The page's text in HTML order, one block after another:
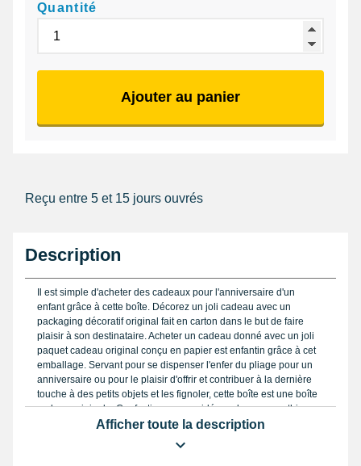
Quantité
Ajouter au panier
Reçu entre 5 et 15 jours ouvrés
Description
Il est simple d'acheter des cadeaux pour l'anniversaire d'un
enfant grâce à cette boîte. Décorez un joli cadeau avec un
packaging décoratif original fait en carton dans le but de faire
plaisir à son destinataire. Acheter un cadeau donné avec un joli
paquet cadeau original conçu en papier est enfantin grâce à cet
emballage. Servant pour se dispenser l'enfer du pliage pour un
anniversaire ou pour le plaisir d'offrir et contribuer à la dernière
touche à des petits objets et les fignoler, cette boîte est une boîte
cadeau originale. Confectionnez une idée cadeau sympathique,
pour cela nouez-y une note originale avec à élaborer vous-
Afficher toute la description